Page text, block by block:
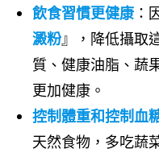
飲食習慣更健康 ：
澱粉』，降低攝取
質、健康油脂、蔬
更加健康。
控制體重和控制血
天然食物，多吃蔬